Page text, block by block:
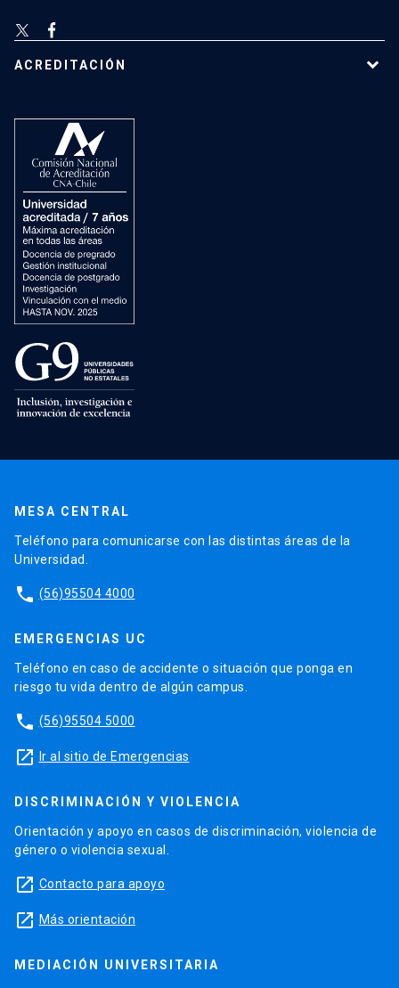
ACREDITACIÓN
MESA CENTRAL
Teléfono para comunicarse con las distintas áreas de la
Universidad.
phone (56)95504 4000
EMERGENCIAS UC
Teléfono en caso de accidente o situación que ponga en
riesgo tu vida dentro de algún campus.
phone (56)95504 5000
launch Ir al sitio de Emergencias
DISCRIMINACIÓN Y VIOLENCIA
Orientación y apoyo en casos de discriminación, violencia de
género o violencia sexual.
launch Contacto para apoyo
launch Más orientación
MEDIACIÓN UNIVERSITARIA